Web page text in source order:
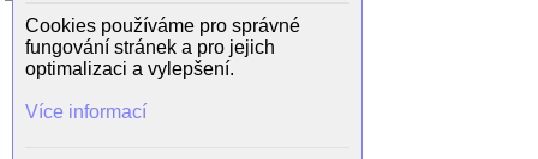
Cookies používáme pro správné
fungování stránek a pro jejich
optimalizaci a vylepšení.
Více informací